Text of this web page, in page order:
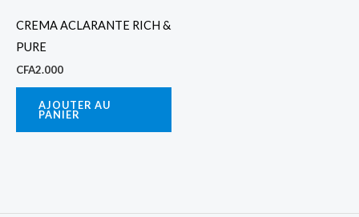
CREMA ACLARANTE RICH &
PURE
CFA2.000
AJOUTER AU
PANIER